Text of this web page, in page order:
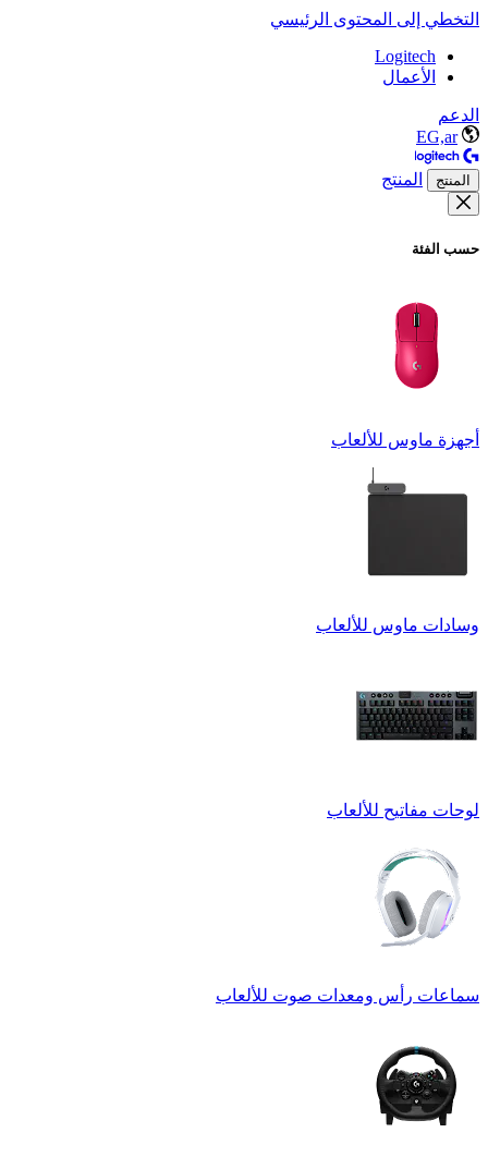
التخطي إلى المحتوى الرئيسي
Logitech
الأعمال
الدعم
EG,ar
المنتج المنتج
حسب الفئة
أجهزة ماوس للألعاب
وسادات ماوس للألعاب
لوحات مفاتيح للألعاب
سماعات رأس ومعدات صوت للألعاب